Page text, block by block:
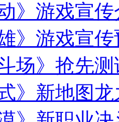
》游戏宣
》游戏宣
场》抢先
》新地图